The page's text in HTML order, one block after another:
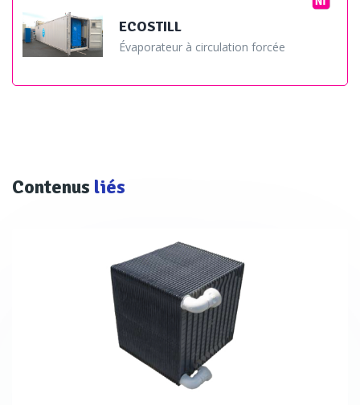
ECOSTILL
Évaporateur à circulation forcée
Contenus liés